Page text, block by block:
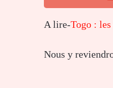
A lire-Togo :
Nous y